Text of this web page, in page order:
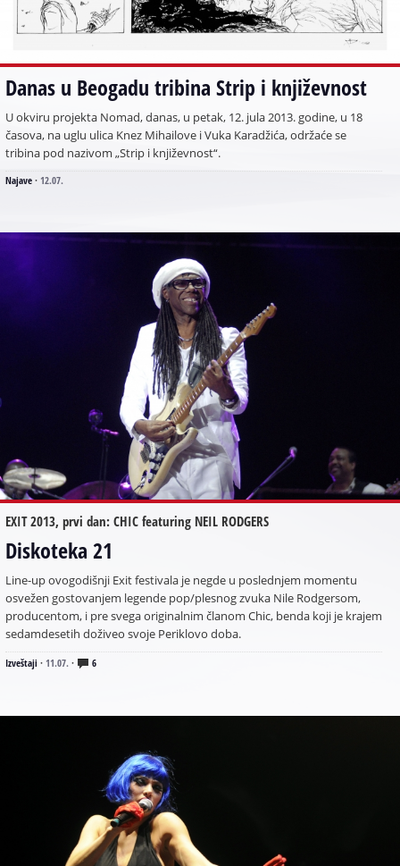
Danas u Beogadu tribina Strip i književnost
U okviru projekta Nomad, danas, u petak, 12. jula 2013. godine, u 18
časova, na uglu ulica Knez Mihailove i Vuka Karadžića, održaće se
tribina pod nazivom „Strip i književnost“.
Najave · 12.07.
EXIT 2013, prvi dan: CHIC featuring NEIL RODGERS
Diskoteka 21
Line-up ovogodišnji Exit festivala je negde u poslednjem momentu
osvežen gostovanjem legende pop/plesnog zvuka Nile Rodgersom,
producentom, i pre svega originalnim članom Chic, benda koji je krajem
sedamdesetih doživeo svoje Periklovo doba.
Izveštaji · 11.07. · 6